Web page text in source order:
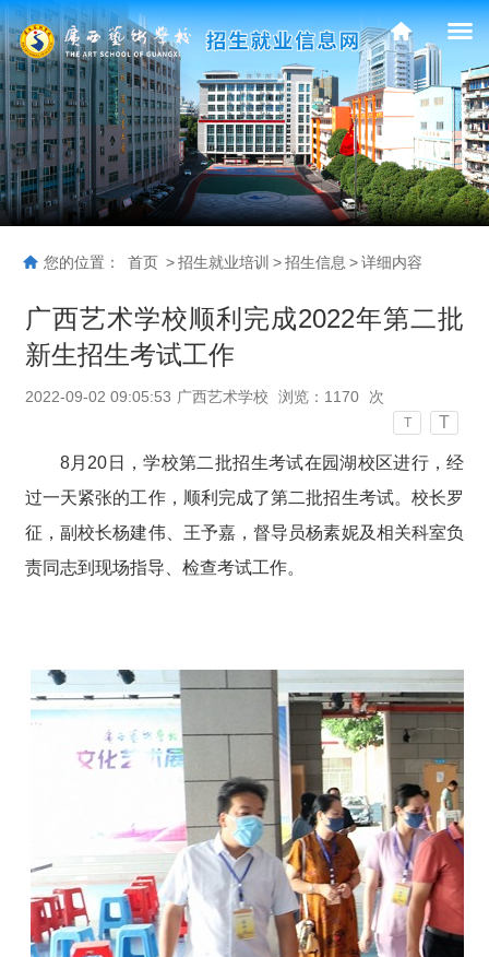
您的位置： 首页 >招生就业培训 >招生信息 >详细内容
广西艺术学校顺利完成2022年第二批
新生招生考试工作
2022-09-02 09:05:53 广西艺术学校 浏览： 1170 次
T T
8月20日，学校第二批招生考试在园湖校区进行，经
过一天紧张的工作，顺利完成了第二批招生考试。校长罗
征，副校长杨建伟、王予嘉，督导员杨素妮及相关科室负
责同志到现场指导、检查考试工作。